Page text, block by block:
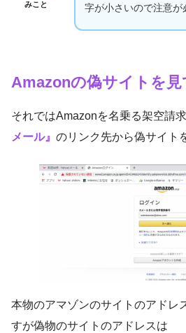
みこと
字が小さいので注意が
Amazonの偽サイトを見
それではAmazonを名乗る架空請
メール』 のリンク先から偽サイト
本物のアマゾンのサイトのアドレ
すが偽物のサイトのアドレスは